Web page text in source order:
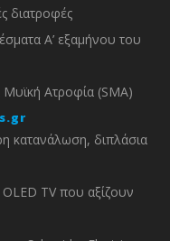
διατροφές
Α’ εξαμήνου του
Μυϊκή Ατροφία (SMA)
κατανάλωση, διπλάσια
TV που αξίζουν